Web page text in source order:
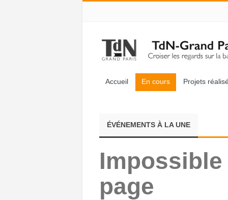
Accueil En cours Projets
ÉVÉNEMENTS À LA UNE
page